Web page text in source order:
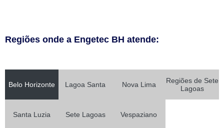
Regiões onde a Engetec BH atende:
Belo Horizonte Lagoa Santa Nova Lima
Regiões de Sete
Lagoas
Santa Luzia Sete Lagoas Vespaziano